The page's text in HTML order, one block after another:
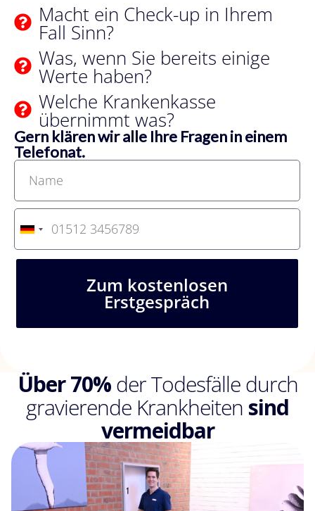
Macht ein Check-up in Ihrem
Fall Sinn?
Was, wenn Sie bereits einige
Werte haben?
Welche Krankenkasse
übernimmt was?
Gern klären wir alle Ihre Fragen in einem
Telefonat.
G
e
r
+
Zum kostenlosen
Erstgespräch
Über 70%der Todesfälle durch
gravierende Krankheiten sind
vermeidbar